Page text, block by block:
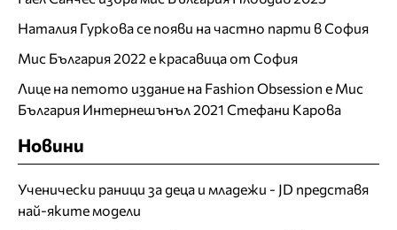
Наталия Гуркова се появи на частно парти в София
Мис България 2022 е красавица от София
Лице на петото издание на Fashion Obsession е Мис
България Интернешънъл 2021 Стефани Карова
Новини
Ученически раници за деца и младежи - JD представя
най-яките модели